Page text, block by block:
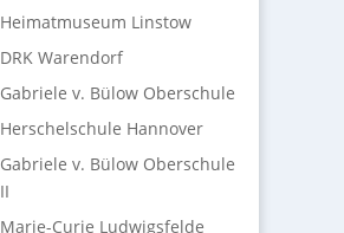
Heimatmuseum Linstow
DRK Warendorf
Gabriele v. Bülow Oberschule
Herschelschule Hannover
Gabriele v. Bülow Oberschule
II
Marie-Curie Ludwigsfelde